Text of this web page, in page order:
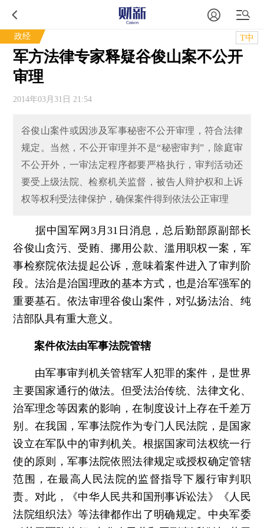
政经 T中
军方法律专家释疑谷俊山案不公开
审理
2014年03月31日 21:54
谷俊山案件或因涉及军事秘密不公开审理，符合法律
规定。当然，不公开审理并不是“秘密审判”，除庭审
不公开外，一审法定程序都要严格执行，审判活动还
要受上级法院、检察机关监督，被告人辩护权和上诉
权等权利受法律保护，确保案件得到依法公正审理
据中国军网3月31日消息，总后勤部原副部长
谷俊山贪污、受贿、挪用公款、滥用职权一案，军
事检察院依法提起公诉，意味着案件进入了审判阶
段。法治是治国理政的基本方式，也是治军强军的
重要基石。依法审理谷俊山案件，对弘扬法治、纯
洁部队具有重大意义。
案件依法由军事法院管辖
由军事审判机关管辖军人犯罪的案件，是世界
主要国家通行的做法。但受法治传统、法律文化、
治军理念等因素的影响，在制度设计上存在千差万
别。在我国，军事法院作为专门人民法院，是国家
设立在军队中的审判机关。根据国家司法权统一行
使的原则，军事法院依照法律规定或授权确定管辖
范围，在最高人民法院的监督指导下履行审判职
责。对此，《中华人民共和国刑事诉讼法》《人民
法院组织法》等法律都作出了明确规定。中央军委